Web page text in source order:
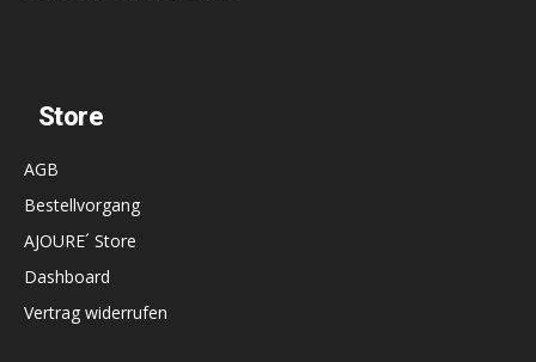
Store
AGB
Bestellvorgang
AJOURE´ Store
Dashboard
Vertrag widerrufen